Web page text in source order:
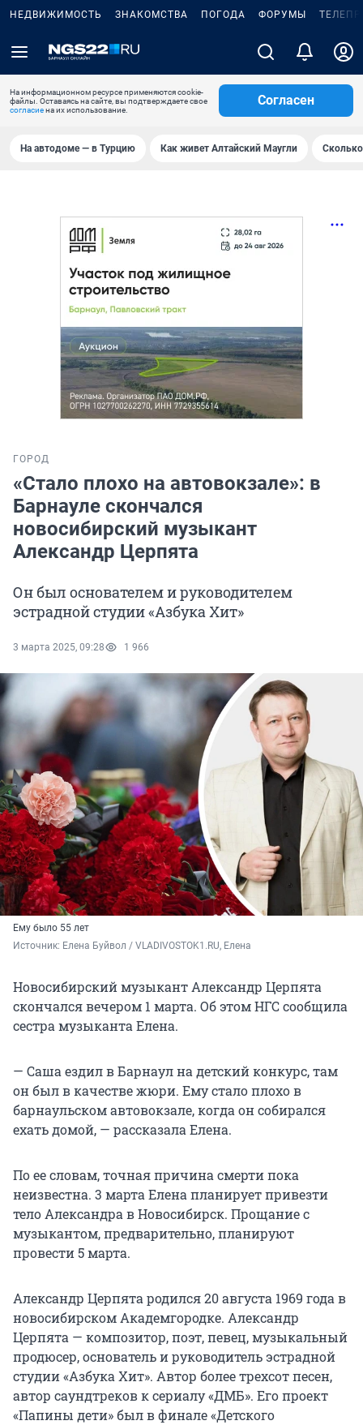
НЕДВИЖИМОСТЬ ЗНАКОМСТВА ПОГОДА ФОРУМЫ
На информационном ресурсе применяются cookie-
файлы. Оставаясь на сайте, вы подтверждаете свое
согласиена их использование.
Согласен
На автодоме — в Турцию Как живет Алтайский Маугли
ГОРОД
«Стало плохо на автовокзале»: в
Барнауле скончался
новосибирский музыкант
Александр Церпята
Он был основателем и руководителем
эстрадной студии «Азбука Хит»
3 марта 2025, 09:28 1 966
Ему было 55 лет
Источник: Елена Буйвол / VLADIVOSTOK1.RU, Елена
Новосибирский музыкант Александр Церпята
скончался вечером 1 марта. Об этом НГС сообщила
сестра музыканта Елена.
— Саша ездил в Барнаул на детский конкурс, там
он был в качестве жюри. Ему стало плохо в
барнаульском автовокзале, когда он собирался
ехать домой, — рассказала Елена.
По ее словам, точная причина смерти пока
неизвестна. 3 марта Елена планирует привезти
тело Александра в Новосибирск. Прощание с
музыкантом, предварительно, планируют
провести 5 марта.
Александр Церпята родился 20 августа 1969 года в
новосибирском Академгородке. Александр
Церпята — композитор, поэт, певец, музыкальный
продюсер, основатель и руководитель эстрадной
студии «Азбука Хит». Автор более трехсот песен,
автор саундтреков к сериалу «ДМБ». Его проект
«Папины дети» был в финале «Детского